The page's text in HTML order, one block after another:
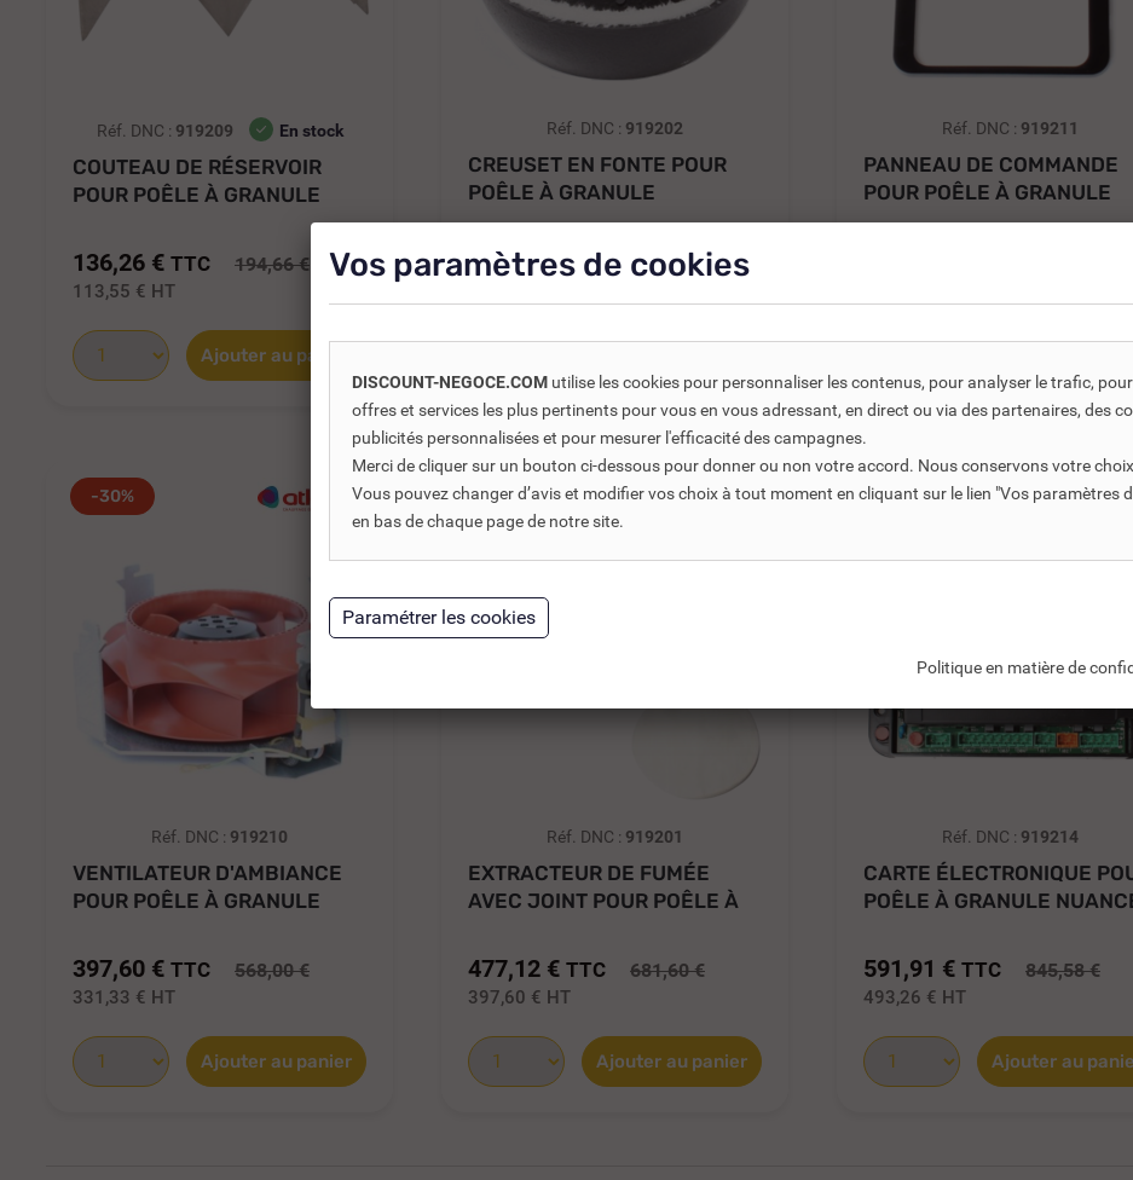
Réf. DNC : 919209 En stock
COUTEAU DE RÉSERVOIR
POUR POÊLE À GRANULE
136,26 € TTC 194,66 €
113,55 € HT
Ajouter au panier
Réf. DNC : 919202
CREUSET EN FONTE POUR
POÊLE À GRANULE
NUANCE...
142,80 € TTC 204,00 €
Réf. DNC : 919211
PANNEAU DE COMMANDE
POUR POÊLE À GRANULE
NUANCE...
-30%
Réf. DNC : 919210
VENTILATEUR D'AMBIANCE
POUR POÊLE À GRANULE
397,60 € TTC 568,00 €
331,33 € HT
Ajouter au panier
-30%
Réf. DNC : 919201
EXTRACTEUR DE FUMÉE
AVEC JOINT POUR POÊLE À
477,12 € TTC 681,60 €
397,60 € HT
Ajouter au panier
-30%
Réf. DNC : 919214
CARTE ÉLECTRONIQUE
POÊLE À GRANULE
591,91 € TTC 845,58 €
493,26 € HT
Ajouter au
Vos paramètres de cookies
DISCOUNT-NEGOCE.COM utilise les cookies pour personnaliser les contenus, pour analyser le trafic,
offres et services les plus pertinents pour vous en vous adressant, en direct ou via des partenaires, des
publicités personnalisées et pour mesurer l'efficacité des campagnes.
Merci de cliquer sur un bouton ci-dessous pour donner ou non votre accord. Nous conservons votre
Vous pouvez changer d’avis et modifier vos choix à tout moment en cliquant sur le lien "Vos paramètres
en bas de chaque page de notre site.
Politique en matière de